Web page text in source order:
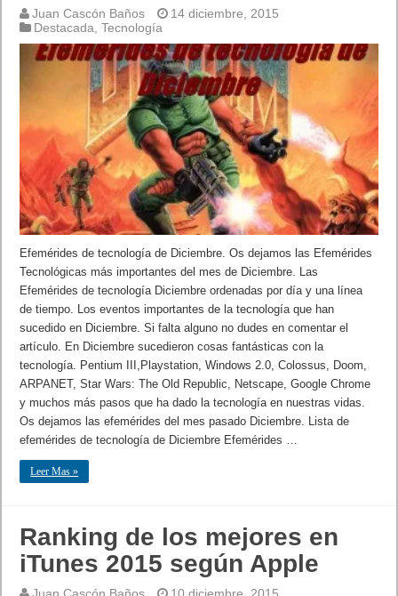
Juan Cascón Baños
14 diciembre, 2015
Destacada ,Tecnología
Efemérides de tecnología de Diciembre. Os dejamos las Efemérides
Tecnológicas más importantes del mes de Diciembre. Las
Efemérides de tecnología Diciembre ordenadas por día y una línea
de tiempo. Los eventos importantes de la tecnología que han
sucedido en Diciembre. Si falta alguno no dudes en comentar el
artículo. En Diciembre sucedieron cosas fantásticas con la
tecnología. Pentium III,Playstation, Windows 2.0, Colossus, Doom,
ARPANET, Star Wars: The Old Republic, Netscape, Google Chrome
y muchos más pasos que ha dado la tecnología en nuestras vidas.
Os dejamos las efemérides del mes pasado Diciembre. Lista de
efemérides de tecnología de Diciembre Efemérides …
Leer Mas »
Ranking de los mejores en
iTunes 2015 según Apple
Juan Cascón Baños
10 diciembre, 2015